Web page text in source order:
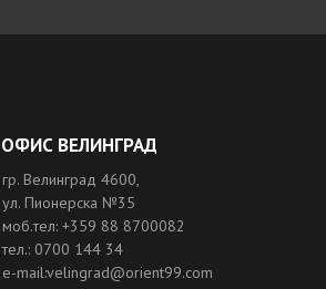
ОФИС ВЕЛИНГРАД
гр. Велинград 4600,
ул. Пионерска №35
моб.тел: +359 88 8700082
тел.: 0700 144 34
e-mail:velingrad@orient99.com